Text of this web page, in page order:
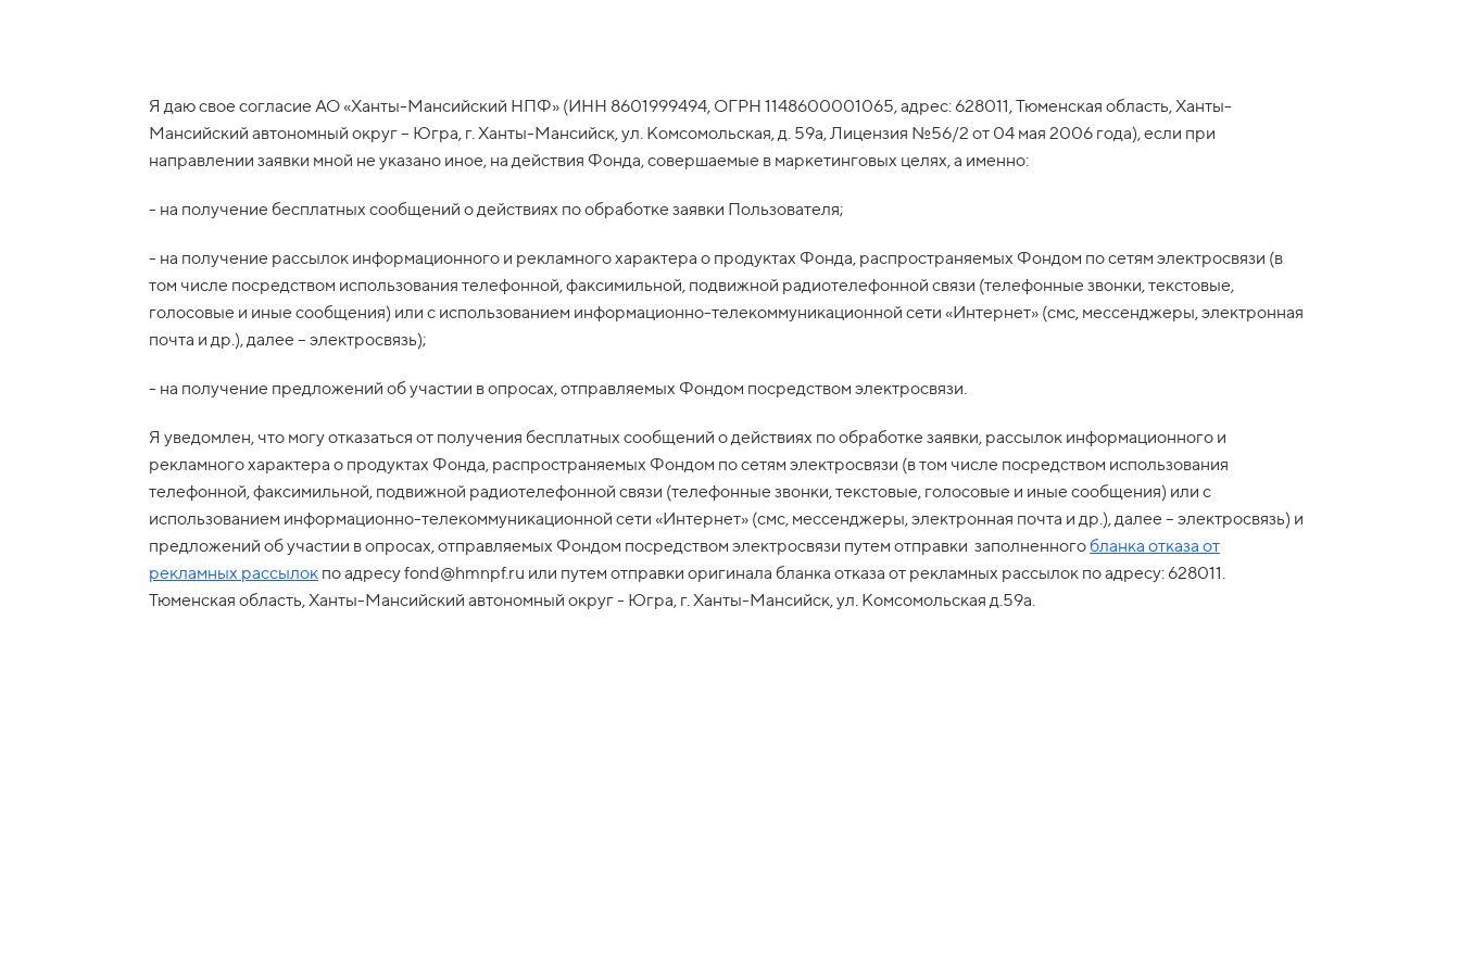
Я даю свое согласие АО «Ханты-Мансийский НПФ» (ИНН 8601999494, ОГРН 1148600001065, адрес: 628011, Тюменская область, Ханты-
Мансийский автономный округ – Югра, г. Ханты-Мансийск, ул. Комсомольская, д. 59а, Лицензия №56/2 от 04 мая 2006 года), если при
направлении заявки мной не указано иное, на действия Фонда, совершаемые в маркетинговых целях, а именно:
- на получение бесплатных сообщений о действиях по обработке заявки Пользователя;
- на получение рассылок информационного и рекламного характера о продуктах Фонда, распространяемых Фондом по сетям электросвязи (в
том числе посредством использования телефонной, факсимильной, подвижной радиотелефонной связи (телефонные звонки, текстовые,
голосовые и иные сообщения) или с использованием информационно-телекоммуникационной сети «Интернет» (смс, мессенджеры, электронная
почта и др.), далее – электросвязь);
- на получение предложений об участии в опросах, отправляемых Фондом посредством электросвязи.
Я уведомлен, что могу отказаться от получения бесплатных сообщений о действиях по обработке заявки, рассылок информационного и
рекламного характера о продуктах Фонда, распространяемых Фондом по сетям электросвязи (в том числе посредством использования
телефонной, факсимильной, подвижной радиотелефонной связи (телефонные звонки, текстовые, голосовые и иные сообщения) или с
использованием информационно-телекоммуникационной сети «Интернет» (смс, мессенджеры, электронная почта и др.), далее – электросвязь) и
предложений об участии в опросах, отправляемых Фондом посредством электросвязи путем отправки заполненногобланка отказа от
рекламных рассылок по адресу fond@hmnpf.ru или путем отправки оригинала бланка отказа от рекламных рассылок по адресу: 628011.
Тюменская область, Ханты-Мансийский автономный округ - Югра, г. Ханты-Мансийск, ул. Комсомольская д.59а.